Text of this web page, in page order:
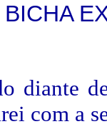
BICHA
diante
com a